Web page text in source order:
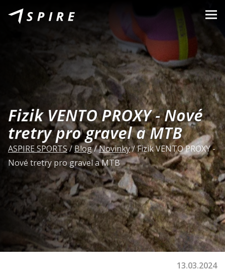
O nás
Značky
Prodejci
Kariéra
B2B Portál
Podporujeme
Blog
Kontakty
CZ EN |SK|HU|PL
Fizik VENTO PROXY - Nové
tretry pro gravel a MTB
ASPIRE SPORTS/Blog/Novinky/Fizik VENTO PROXY -
Nové tretry pro gravel a MTB
13.03.2024